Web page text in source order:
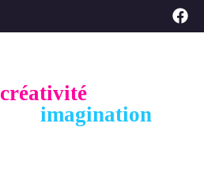
créativitéet capturer
imagination.